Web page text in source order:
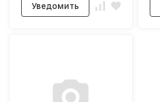
Уведомить